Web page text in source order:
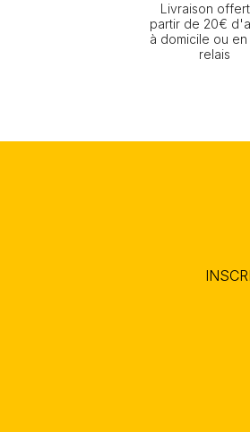
Livraison
partir de 20€
à domicile ou
relais